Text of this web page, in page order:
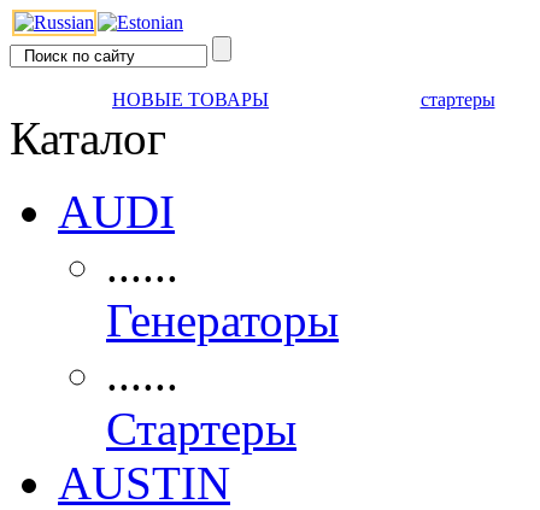
НОВЫЕ ТОВАРЫ стартеры
Каталог
AUDI
......
Генераторы
......
Стартеры
AUSTIN